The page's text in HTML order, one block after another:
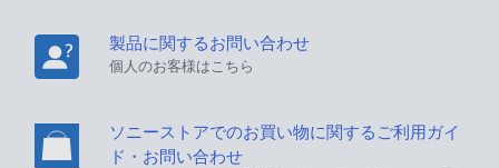
製品に関するお問い合わせ
個人のお客様はこちら
ソニーストアでのお買い物に関するご利用ガイ
ド・お問い合わせ